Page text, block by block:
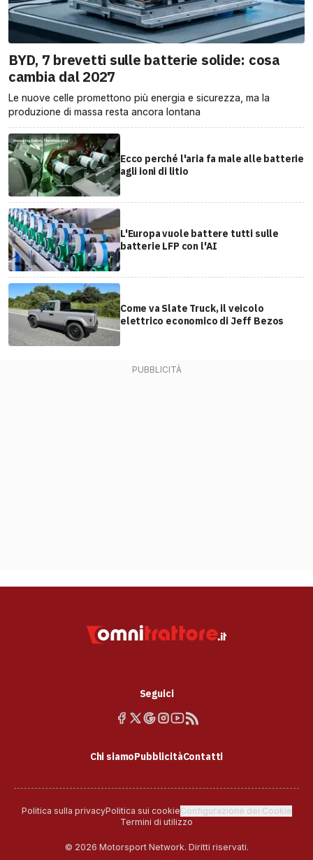
BYD, 7 brevetti sulle batterie solide: cosa
cambia dal 2027
Le nuove celle promettono più energia e sicurezza, ma la
produzione di massa resta ancora lontana
Ecco perché l'aria fa male alle batterie
agli ioni di litio
L'Europa vuole battere tutti sulle
batterie LFP con l'AI
Come va Slate Truck, il veicolo
elettrico economico di Jeff Bezos
Seguici
Chi siamoPubblicitàContatti
Politica sulla privacyPolitica sui cookieConfigurazione dei Cookie
Termini di utilizzo
© 2026 Motorsport Network. Diritti riservati.